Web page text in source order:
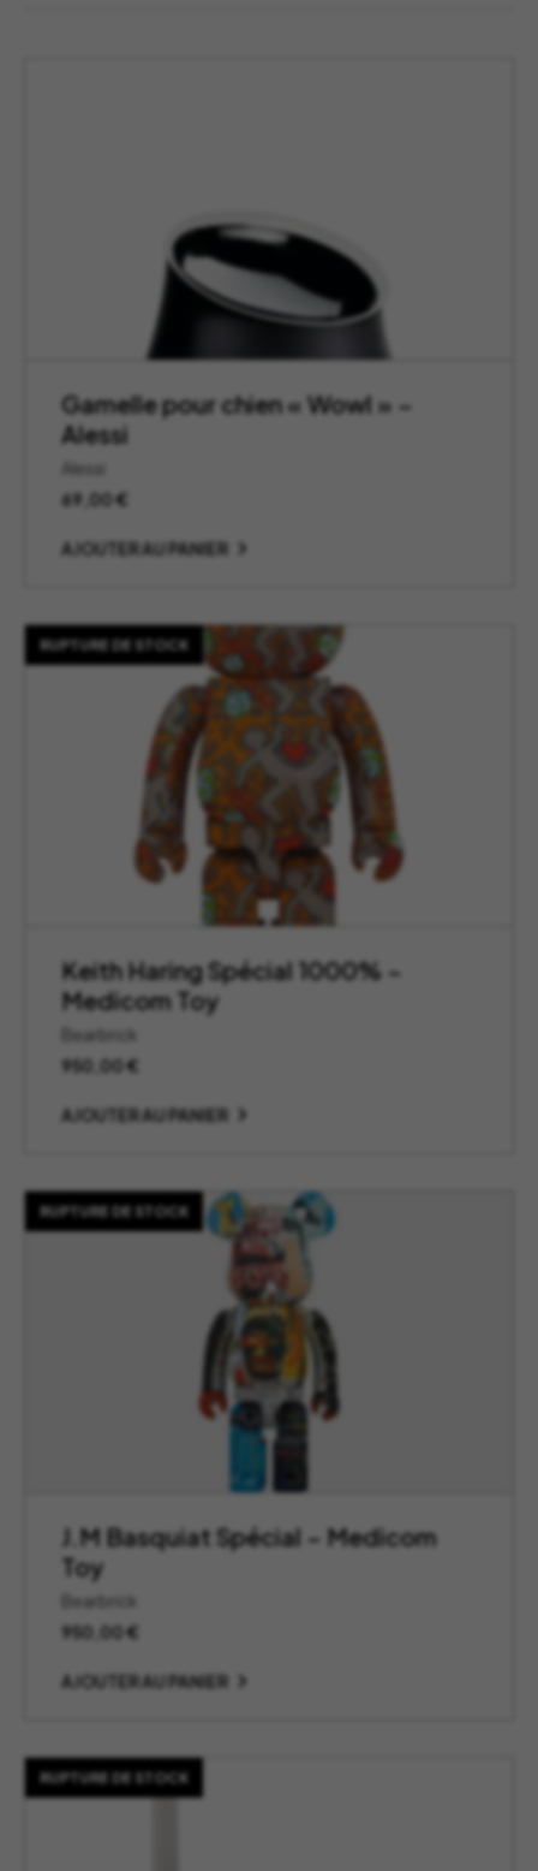
Gamelle pour chien « Wowl » –
Alessi
Alessi
69,00€
AJOUTER AU PANIER
RUPTURE DE STOCK
Keith Haring Spécial 1000% –
Medicom Toy
Bearbrick
950,00€
AJOUTER AU PANIER
RUPTURE DE STOCK
J.M Basquiat Spécial – Medicom
Toy
Bearbrick
950,00€
AJOUTER AU PANIER
RUPTURE DE STOCK